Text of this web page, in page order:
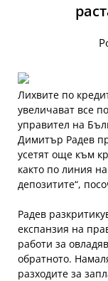
Лихвите по
увеличават все
управител на
Димитър Радев
усетят още към
както по линия
депозитите“,
Радев
експанзия на
работи за
обратното.
разходите за